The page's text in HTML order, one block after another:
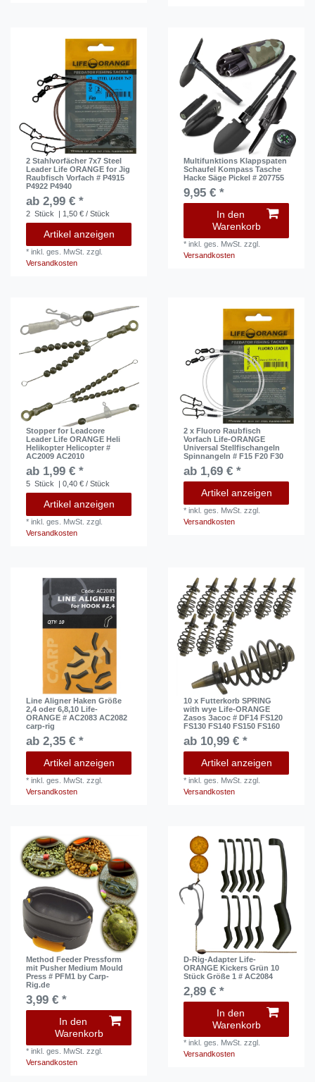
2 Stahlvorfächer 7x7 Steel
Leader Life ORANGE for Jig
Raubfisch Vorfach # P4915
P4922 P4940
ab 2,99 € *
2 Stück | 1,50 € / Stück
Artikel anzeigen
*inkl. ges. MwSt. zzgl.
Versandkosten
Multifunktions Klappspaten
Schaufel Kompass Tasche
Hacke Säge Pickel # 207755
9,95 € *
In den
Warenkorb
*inkl. ges. MwSt. zzgl.
Versandkosten
Stopper for Leadcore
Leader Life ORANGE Heli
Helikopter Helicopter #
AC2009 AC2010
ab 1,99 € *
5 Stück | 0,40 € / Stück
Artikel anzeigen
*inkl. ges. MwSt. zzgl.
Versandkosten
2 x Fluoro Raubfisch
Vorfach Life-ORANGE
Universal Stellfischangeln
Spinnangeln # F15 F20 F30
ab 1,69 € *
Artikel anzeigen
*inkl. ges. MwSt. zzgl.
Versandkosten
Line Aligner Haken Größe
2,4 oder 6,8,10 Life-
ORANGE # AC2083 AC2082
carp-rig
ab 2,35 € *
Artikel anzeigen
*inkl. ges. MwSt. zzgl.
Versandkosten
10 x Futterkorb SPRING
with wye Life-ORANGE
Zasos Засос # DF14 FS120
FS130 FS140 FS150 FS160
ab 10,99 € *
Artikel anzeigen
*inkl. ges. MwSt. zzgl.
Versandkosten
Method Feeder Pressform
mit Pusher Medium Mould
Press # PFM1 by Carp-
Rig.de
3,99 € *
In den
Warenkorb
*inkl. ges. MwSt. zzgl.
Versandkosten
D-Rig-Adapter Life-
ORANGE Kickers Grün 10
Stück Größe 1 # AC2084
2,89 € *
In den
Warenkorb
*inkl. ges. MwSt. zzgl.
Versandkosten